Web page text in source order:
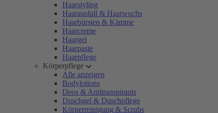
Haarstyling
Haarausfall & Haarwuchs
Haarbürsten & Kämme
Haarcreme
Haargel
Haarpaste
Haarpflege
Körperpflege
Alle anzeigen
Bodylotions
Deos & Antitranspirants
Duschgel & Duschpflege
Körperreinigung & Scrubs